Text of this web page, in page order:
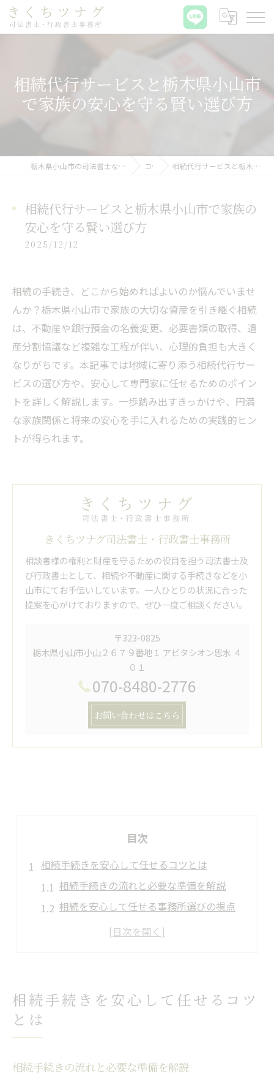
相続代行サービスと栃木県小山市
で家族の安心を守る賢い選び方
栃木県小山市の司法書士ならきくちツナグ司法書士・行政書士事務所 コラム 相続代行サービスと栃木県小山市で家族の安心を守る賢い選び方
相続代行サービスと栃木県小山市で家族の
安心を守る賢い選び方
2025/12/12
相続の手続き、どこから始めればよいのか悩んでいませ
んか？栃木県小山市で家族の大切な資産を引き継ぐ相続
は、不動産や銀行預金の名義変更、必要書類の取得、遺
産分割協議など複雑な工程が伴い、心理的負担も大きく
なりがちです。本記事では地域に寄り添う相続代行サー
ビスの選び方や、安心して専門家に任せるためのポイン
トを詳しく解説します。一歩踏み出すきっかけや、円満
な家族関係と将来の安心を手に入れるための実践的ヒン
トが得られます。
きくちツナグ司法書士・行政書士事務所
相談者様の権利と財産を守るための役目を担う司法書士及
び行政書士として、相続や不動産に関する手続きなどを小
山市にてお手伝いしています。一人ひとりの状況に合った
提案を心がけておりますので、ぜひ一度ご相談ください。
〒323-0825
栃木県小山市小山２６７９番地１ アビタシオン思水 ４
０１
070-8480-2776
お問い合わせはこちら
目次
相続手続きを安心して任せるコツとは
相続手続きの流れと必要な準備を解説
相続を安心して任せる事務所選びの視点
不動産や預金の相続時に注意すべき点
相続代行サービスが選ばれる理由とは
相続専門家によるトラブル回避の秘訣
相続手続きを安心して任せるコツ
とは
相続手続きの流れと必要な準備を解説